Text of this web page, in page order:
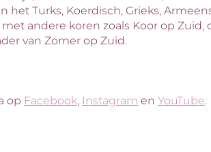
het Turks, Koerdisch, Grieks,
andere koren zoals Koor op Zuid,
van Zomer op Zuid.
op Facebook, Instagram en YouTube.